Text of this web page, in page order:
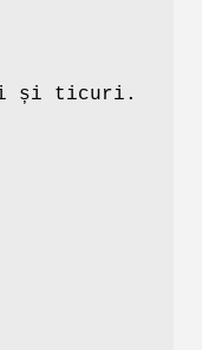
și ticuri.